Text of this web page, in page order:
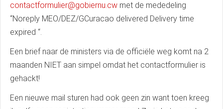
contactformulier@gobiernu.cw met de mededeling
“Noreply MEO/DEZ/GCuracao delivered Delivery time
expired “.
Een brief naar de ministers via de officiële weg komt na 2
maanden NIET aan simpel omdat het contactformulier is
gehackt!
Een nieuwe mail sturen had ook geen zin want toen kreeg